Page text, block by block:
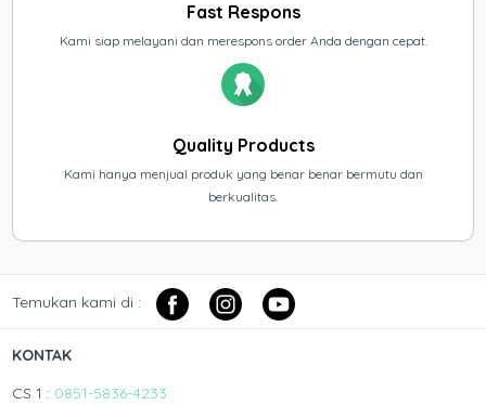
Fast Respons
Kami siap melayani dan merespons order Anda dengan cepat.
Quality Products
Kami hanya menjual produk yang benar benar bermutu dan
berkualitas.
Temukan kami di :
KONTAK
CS 1 : 0851-5836-4233